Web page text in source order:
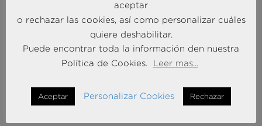
iniciativas y los resultados muchas veces poco
edificantes no están en la transformación digital
como tal, si no en la incorporación de tecnologías y
procesos sin el necesario cambio cultural interno
para poder exprimir todo su potencial.
Imagen: @iamsherise en Unsplash
aceptar
o rechazar las cookies, así como personalizar cuáles
quiere deshabilitar.
Puede encontrar toda la información den nuestra
Política de Cookies.
Leer mas...
Aceptar Personalizar Cookies Rechazar